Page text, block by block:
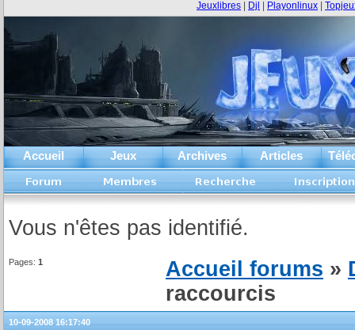
Accueil Jeux Archives Articles
Jeuxlibres Djl Playonlinux
Vous n'êtes pas identifié.
Pages: 1 Accueil forums »
raccourcis
10-09-2008 16:17:40